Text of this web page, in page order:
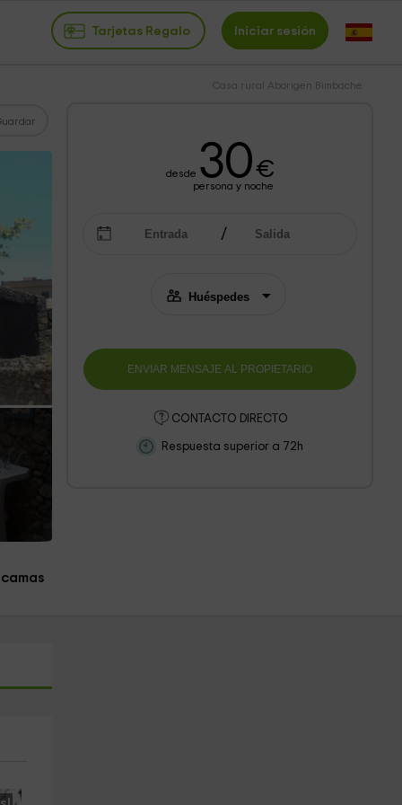
Tarjetas Regalo Iniciar sesión
Casa rural Aborigen Bimbache
desde 30€
persona y noche
CONTACTO DIRECTO
Respuesta superior a 72h
camas